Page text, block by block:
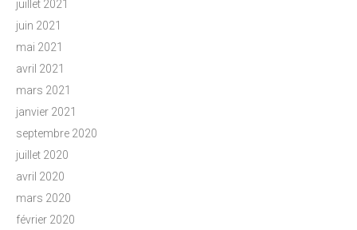
juillet 2021
juin 2021
mai 2021
avril 2021
mars 2021
janvier 2021
septembre 2020
juillet 2020
avril 2020
mars 2020
février 2020